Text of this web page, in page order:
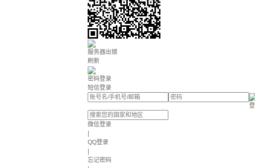
服务器出错
刷新
密码登录
短信登录
微信登录
QQ登录
忘记密码